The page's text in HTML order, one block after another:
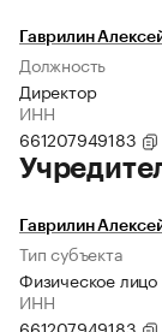
Гаврилин
Должность
Директор
ИНН
661207949183
Гаврилин
Тип субъекта
Физическое лицо
ИНН